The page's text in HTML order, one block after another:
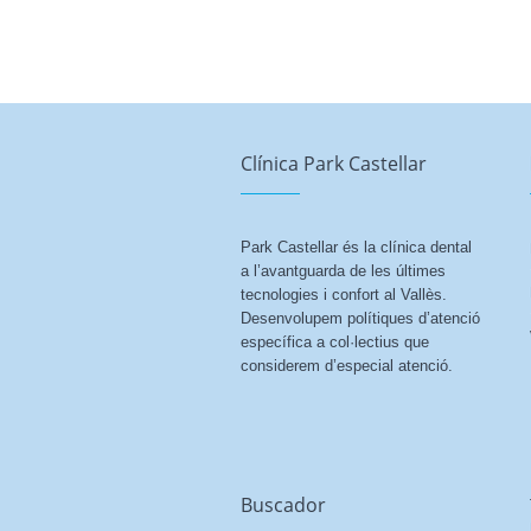
Clínica Park Castellar
Park Castellar és la clínica dental
a l’avantguarda de les últimes
tecnologies i confort al Vallès.
Desenvolupem polítiques d’atenció
específica a col·lectius que
considerem d’especial atenció.
Buscador